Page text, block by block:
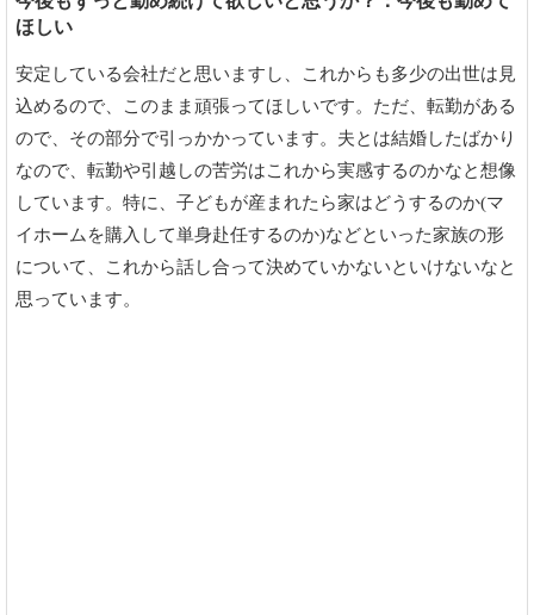
ほしい
安定している会社だと思いますし、これからも多少の出世は見
込めるので、このまま頑張ってほしいです。ただ、転勤がある
ので、その部分で引っかかっています。夫とは結婚したばかり
なので、転勤や引越しの苦労はこれから実感するのかなと想像
しています。特に、子どもが産まれたら家はどうするのか(マ
イホームを購入して単身赴任するのか)などといった家族の形
について、これから話し合って決めていかないといけないなと
思っています。